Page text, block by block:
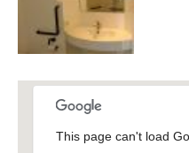
This page can't load